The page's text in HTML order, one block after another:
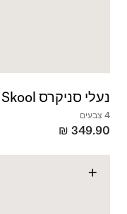
נעלי סניקרס Old Skool
4 צבעים
₪ 349.90
+